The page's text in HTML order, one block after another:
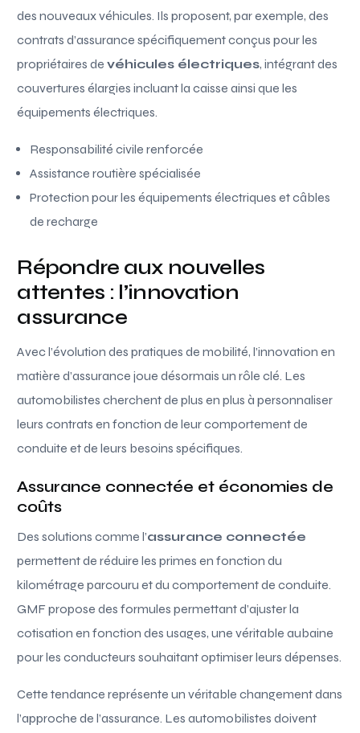
des nouveaux véhicules. Ils proposent, par exemple, des
contrats d’assurance spécifiquement conçus pour les
propriétaires devéhicules électriques, intégrant des
couvertures élargies incluant la caisse ainsi que les
équipements électriques.
Responsabilité civile renforcée
Assistance routière spécialisée
Protection pour les équipements électriques et câbles
de recharge
Répondre aux nouvelles
attentes : l’innovation
assurance
Avec l’évolution des pratiques de mobilité, l’innovation en
matière d’assurance joue désormais un rôle clé. Les
automobilistes cherchent de plus en plus à personnaliser
leurs contrats en fonction de leur comportement de
conduite et de leurs besoins spécifiques.
Assurance connectée et économies de
coûts
Des solutions comme l’assurance connectée
permettent de réduire les primes en fonction du
kilométrage parcouru et du comportement de conduite.
GMF propose des formules permettant d’ajuster la
cotisation en fonction des usages, une véritable aubaine
pour les conducteurs souhaitant optimiser leurs dépenses.
Cette tendance représente un véritable changement dans
l’approche de l’assurance. Les automobilistes doivent